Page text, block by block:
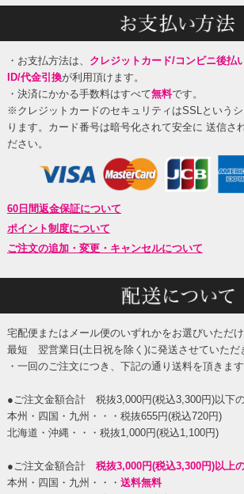
・お支払方法は、 クレジットカード/コンビニ後払
ID/代金引換が利用頂けます。
・決済にかかる手数料はすべて無料です。
※クレジットカードのセキュリティはSSLという
ります。カード番号は暗号化されて安全に 送信さ
ださい。
60日間返金保証について
ポイント制度について
ご注文の追加・変更・キャンセルについて
宅配便またはメール便のいずれかをお選びいただけ
最短 翌営業日(土日祝を除く)に発送させていただ
・一回のご注文につき、下記の通り送料を頂きます
●ご注文金額合計 税抜3,000円(税込3,300円)以下
本州・四国・九州・・・税抜655円(税込720円)
北海道・沖縄・・・税抜1,000円(税込1,100円)
●ご注文金額合計 税抜3,000円(税込3,300円)以上
本州・四国・九州・・・ 送料無料